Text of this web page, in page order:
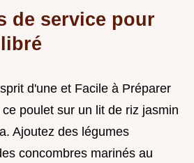
de service pour
d'une et Facile à Préparer
poulet sur un lit de riz jasmin
Ajoutez des légumes
concombres marinés au